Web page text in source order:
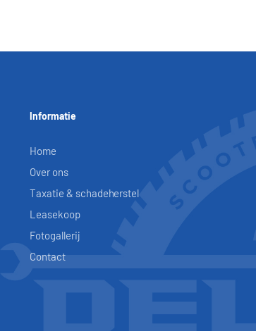
Informatie
Home
Over ons
Taxatie & schadeherstel
Leasekoop
Fotogallerij
Contact